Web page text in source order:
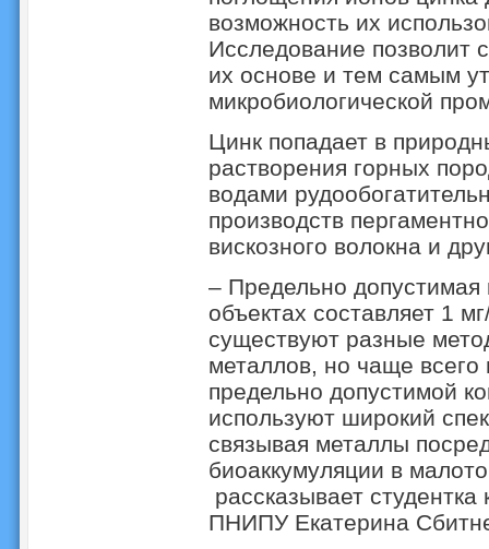
возможность их
Исследование позволит
их основе и тем самым
микробиологической
Цинк попадает в
растворения горных
водами
производств
вискозного волокна и
– Предельно допустимая
объектах составляет 1
существуют разные
металлов, но чаще
предельно допустимой
используют широкий
связывая металлы
биоаккумуляции в
рассказывает
ПНИПУ Екатерина